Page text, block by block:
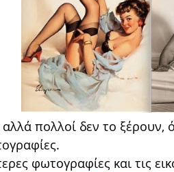
αλλά πολλοί δεν το
φωτογραφίες και τις